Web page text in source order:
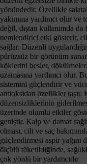
yönündedir. Özellikle
yakımına yardımcı olur
değil, dıştan kullanımda da
nemlendirici etki gösterir,
sağlar. Düzenli
pürüzsüz bir görünüm
köklerini besler, dökülmeleri
uzamasına yardımcı olur.
sistemini güçlendirir ve
antioksidan özellikler taşır.
düzensizliklerinin
üzerinde olumlu etkiler
geniştir. Kalp ve damar
olması, cilt ve saç
güçlendirmesi aspir
ölçülü tüketildiğinde,
çok yönlü bir yardımcıdır